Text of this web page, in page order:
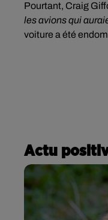
Pourtant, Craig
les avions qui
voiture a été
Actu